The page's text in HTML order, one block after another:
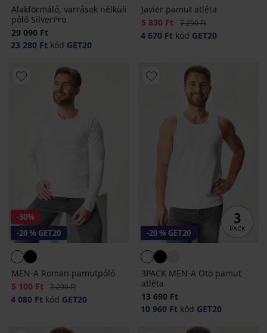
Alakformáló, varrások nélküli
póló SilverPro
29 090 Ft
23 280 Ft kód GET20
Javier pamut atléta
Kedvezmény
5 830 Ft Eredeti ár
7 290 Ft
4 670 Ft kód GET20
-30%
-20 % GET20
MEN-A Roman pamutpóló
Kedvezmény
5 100 Ft Eredeti ár
7 290 Ft
4 080 Ft kód GET20
-20 % GET20
3PACK MEN-A Oto pamut
atléta
13 690 Ft
10 960 Ft kód GET20